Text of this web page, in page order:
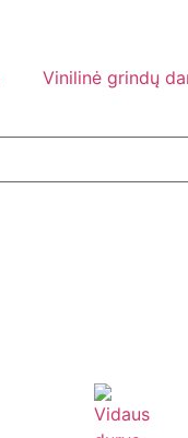
Vinilinė grindų